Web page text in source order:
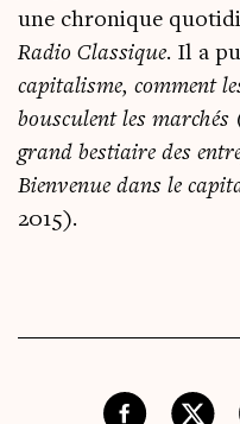
une chronique
Radio Classique. Il a
capitalisme, comment
bousculent les marchés
grand bestiaire des
Bienvenue dans le
2015).